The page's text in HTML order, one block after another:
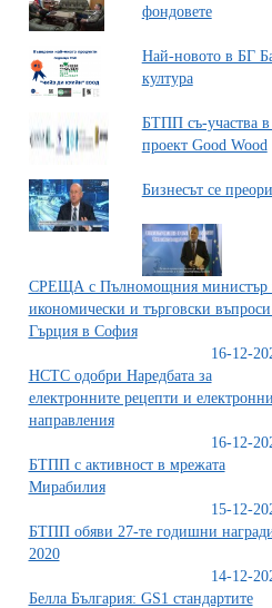
фондовете
Най-новото в БГ
култура
БТПП съ-участва
проект Good Wood
Бизнесът се
СРЕЩА с Пълномощния министър
икономически и търговски
Гърция в София
16-12-
НСТС одобри Наредбата за
електронните рецепти и
направления
16-12-
БТПП с активност в мрежата
Мирабилия
15-12-
БТПП обяви 27-те годишни
2020
14-12-
Белла България: GS1 стандартите